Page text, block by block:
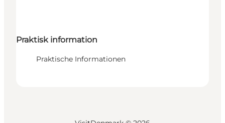
Praktisk information
Praktische Informationen